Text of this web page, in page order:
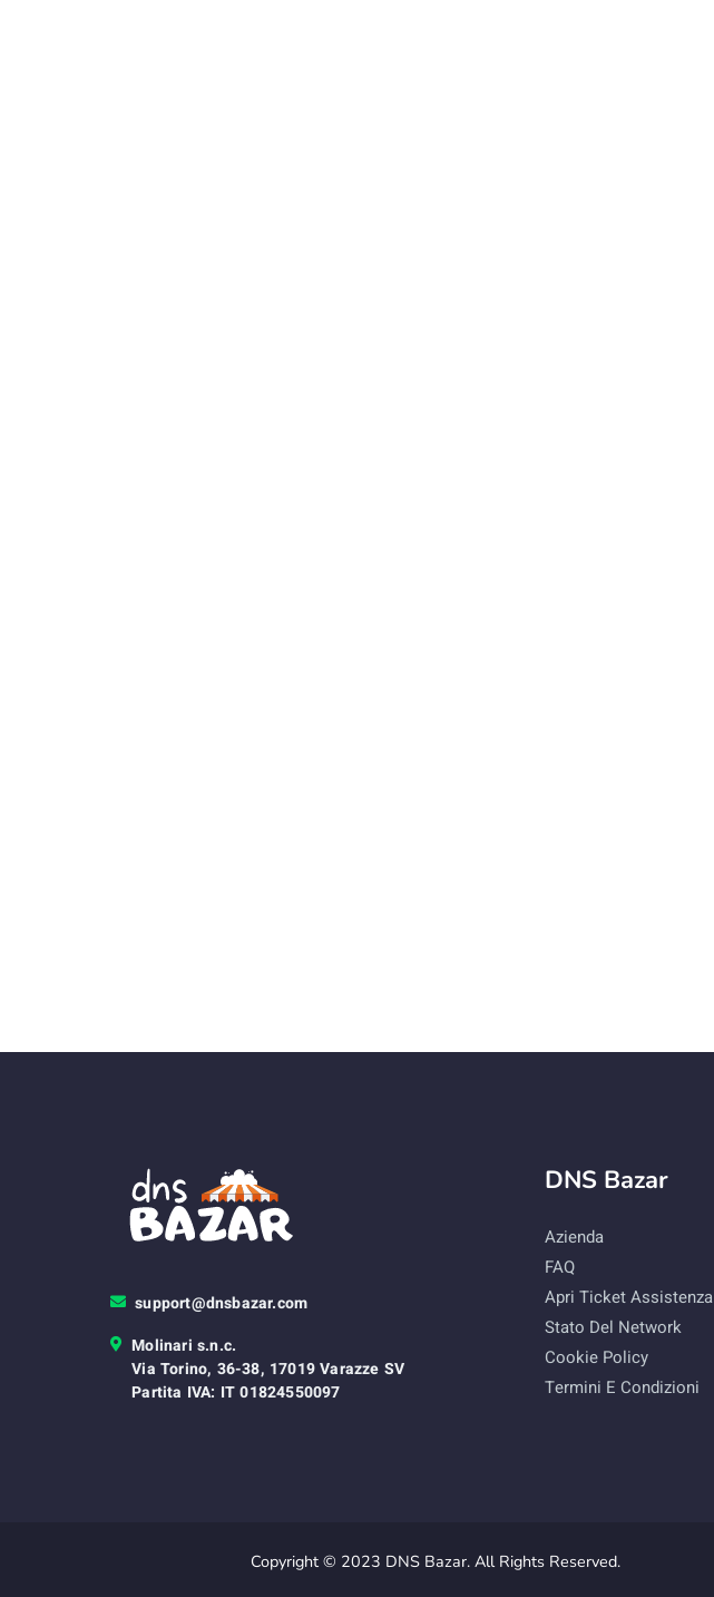
support@dnsbazar.com
Molinari s.n.c.
Via Torino, 36-38, 17019 Varazze SV
Partita IVA: IT 01824550097
DNS Bazar
Azienda
FAQ
Apri Ticket Assistenza
Stato Del Network
Cookie Policy
Termini E Condizioni
Copyright © 2023 DNS Bazar. All Rights Reserved.